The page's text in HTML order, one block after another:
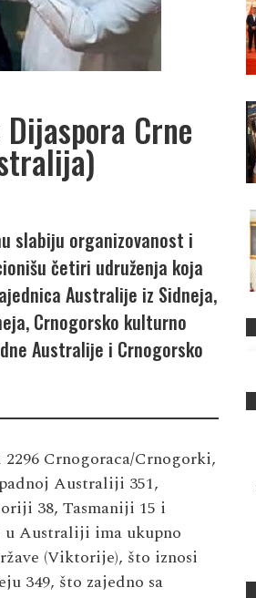
Crne
slabiju organizovanost i
četiri udruženja koja
Australije iz Sidneja,
Crnogorsko kulturno
Australije i Crnogorsko
Crnogoraca/Crnogorki,
Australiji 351,
38, Tasmaniji 15 i
Australiji ima ukupno
(Viktorije), što iznosi
349, što zajedno sa